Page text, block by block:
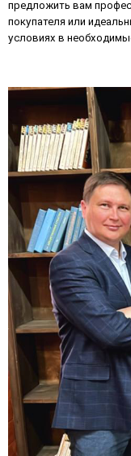
предложить вам
покупателя или
условиях в